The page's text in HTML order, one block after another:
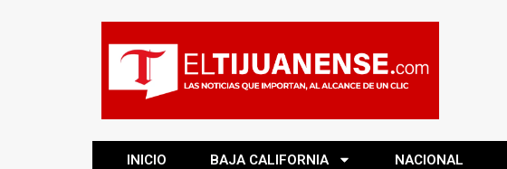
INICIO BAJA CALIFORNIA NACIONAL